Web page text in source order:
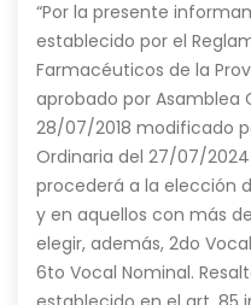
“Por la presente
establecido por el
Farmacéuticos de la
aprobado por Asamblea
28/07/2018 modificado
Ordinaria del 27/07/2024
procederá a la elección
y en aquellos con más
elegir, además, 2do
6to Vocal Nominal.